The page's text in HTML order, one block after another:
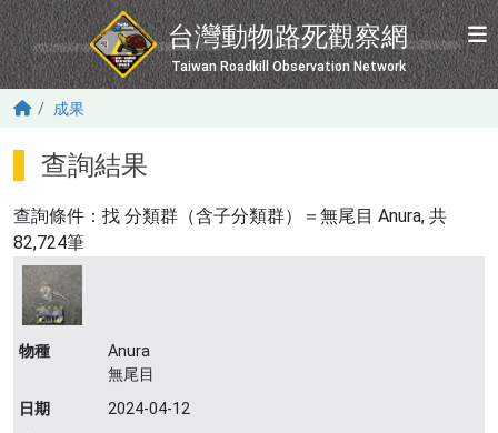
移至主內容
台灣動物路死觀察網
Taiwan Roadkill Observation Network
成果
查詢結果
查詢條件：找 分類群（含子分類群）＝無尾目 Anura, 共
82,724筆
物種
Anura
無尾目
日期
2024-04-12